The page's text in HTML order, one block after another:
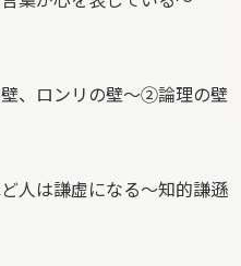
、ロンリの壁～②論理の壁
人は謙虚になる～知的謙遜